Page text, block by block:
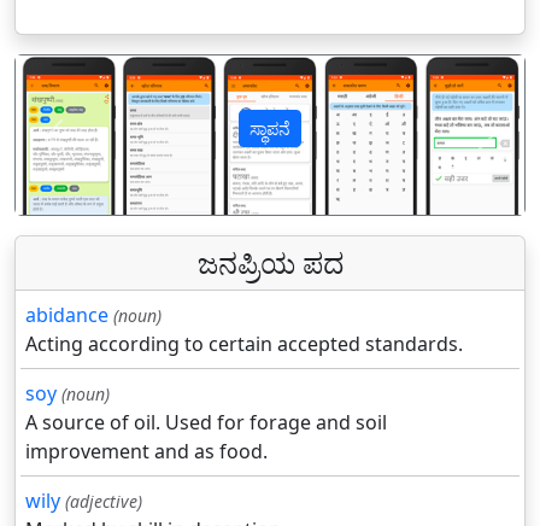
ಸ್ಥಾಪನೆ
पिछला
ಜನಪ್ರಿಯ ಪದ
abidance (noun)
Acting according to certain accepted standards.
soy (noun)
A source of oil. Used for forage and soil
improvement and as food.
wily (adjective)